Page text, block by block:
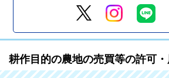
耕作目的の農地の売買等の許可